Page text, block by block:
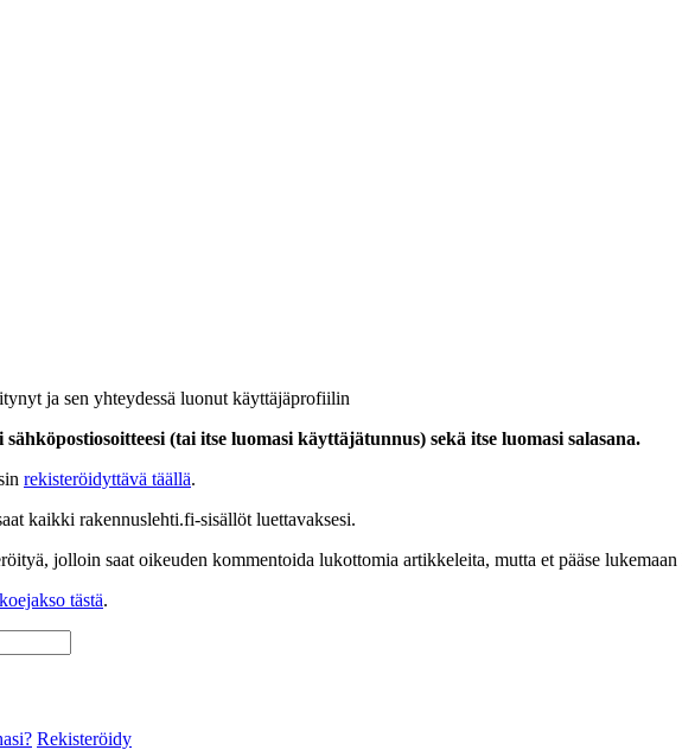
ja sen yhteydessä luonut käyttäjäprofiilin
(tai itse luomasi käyttäjätunnus) sekä itse luomasi salasana.
rekisteröidyttävä täällä.
kaikki rakennuslehti.fi-sisällöt luettavaksesi.
jolloin saat oikeuden kommentoida lukottomia artikkeleita, mutta et pääse
tästä.
Rekisteröidy